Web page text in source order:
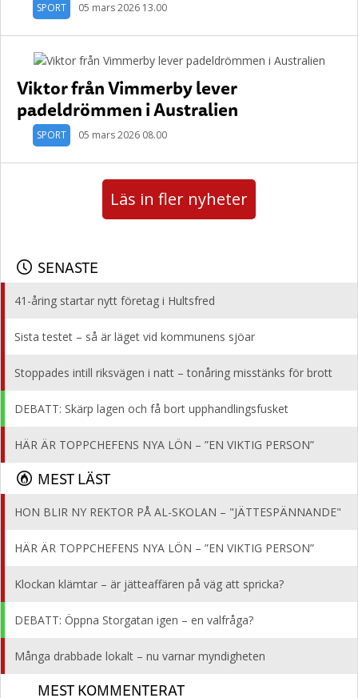
SPORT 05 mars 2026 13.00
Viktor från Vimmerby lever
padeldrömmen i Australien
SPORT 05 mars 2026 08.00
Läs in fler nyheter
SENASTE
41-åring startar nytt företag i Hultsfred
Sista testet – så är läget vid kommunens sjöar
Stoppades intill riksvägen i natt – tonåring misstänks för brott
DEBATT: Skärp lagen och få bort upphandlingsfusket
HÄR ÄR TOPPCHEFENS NYA LÖN – ”EN VIKTIG PERSON”
MEST LÄST
HON BLIR NY REKTOR PÅ AL-SKOLAN – "JÄTTESPÄNNANDE"
HÄR ÄR TOPPCHEFENS NYA LÖN – ”EN VIKTIG PERSON”
Klockan klämtar – är jätteaffären på väg att spricka?
DEBATT: Öppna Storgatan igen – en valfråga?
Många drabbade lokalt – nu varnar myndigheten
MEST KOMMENTERAT